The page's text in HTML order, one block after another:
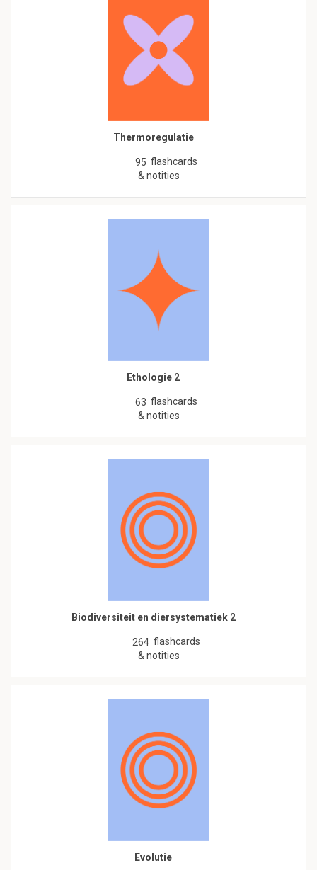
Thermoregulatie
95 flashcards
& notities
Ethologie 2
63 flashcards
& notities
Biodiversiteit en diersystematiek 2
264 flashcards
& notities
Evolutie